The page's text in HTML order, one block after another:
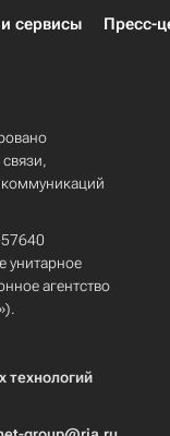
сервисы Пресс-
унитарное
агентство
технологий